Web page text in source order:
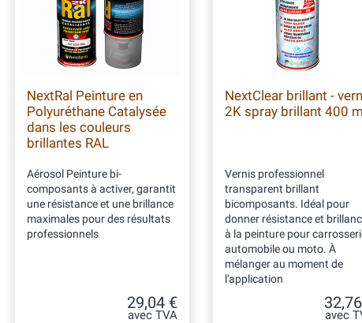
NextRal Peinture en
Polyuréthane Catalysée
dans les couleurs
brillantes RAL
Aérosol Peinture bi-
composants à activer, garantit
une résistance et une brillance
maximales pour des résultats
professionnels
29,04 €
avec TVA
NextClear brillant -
2K spray brillant 400
Vernis professionnel
transparent brillant
bicomposants. Idéal pour
donner résistance et
à la peinture pour
automobile ou moto. À
mélanger au moment de
l'application
avec